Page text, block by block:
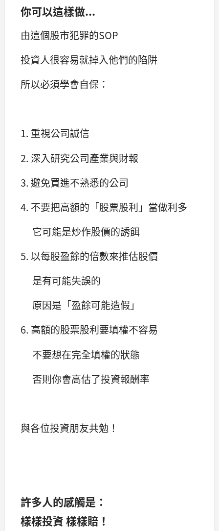
你可以這樣做...
由這個股市犯罪的SOP
投資人很容易就掉入他們的陷阱
所以必須學會自保：
1. 重視公司誠信
2. 深入研究公司產業與財報
3. 避免買進不熟悉的公司
4. 不要把高額的「股票股利」當做利多
它可能是炒作股價的誘餌
5. 以每股盈餘的倍數來推估股價
是有可能失誤的
原因是「盈餘可能造假」
6. 高額的股票股利要填權不容易
不要想在完全填權的狀態
否則你會高估了投資報酬率
與各位投資朋友共勉！
許多人的感觸是：
樣樣投資 樣樣賠！